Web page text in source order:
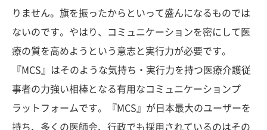
りません。旗を振ったからといって盛んになるものでは
ないのです。やはり、コミュニケーションを密にして医
療の質を高めようという意志と実行力が必要です。
『MCS』はそのような気持ち・実行力を持つ医療介護従
事者の力強い相棒となる有用なコミュニケーションプ
ラットフォームです。『MCS』が日本最大のユーザーを
持ち、多くの医師会、行政でも採用されているのはその